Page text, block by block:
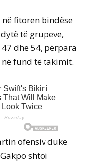
fitoren bindëse
të grupeve,
dhe 54, përpara
në fund të takimit.
ofensiv duke
shtoi